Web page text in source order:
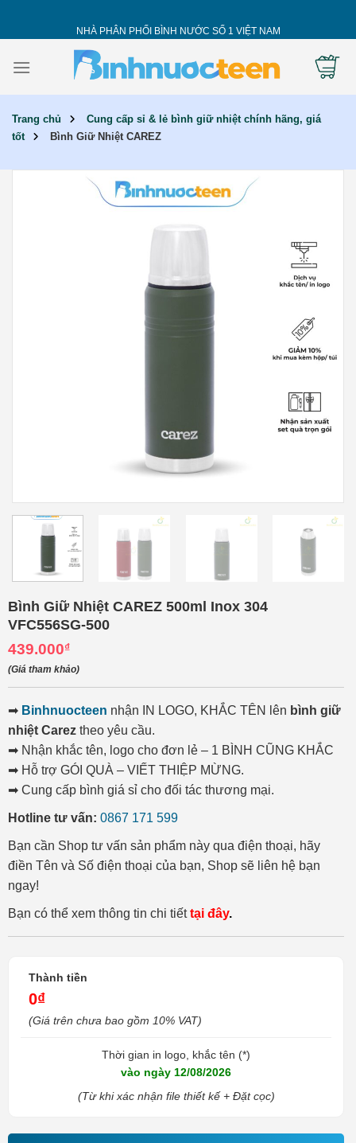
NHÀ PHÂN PHỐI BÌNH NƯỚC SỐ 1 VIỆT NAM
Trang chủ
Cung cấp sỉ & lẻ bình giữ nhiệt chính hãng, giá
tốt
Bình Giữ Nhiệt CAREZ
Bình Giữ Nhiệt CAREZ 500ml Inox 304
VFC556SG-500
439.000₫
(Giá tham khảo)
➡ Binhnuocteen nhận IN LOGO, KHẮC TÊN lên bình giữ
nhiệt Carez theo yêu cầu.
➡ Nhận khắc tên, logo cho đơn lẻ – 1 BÌNH CŨNG KHẮC
➡ Hỗ trợ GÓI QUÀ – VIẾT THIỆP MỪNG.
➡ Cung cấp bình giá sỉ cho đối tác thương mại.
Hotline tư vấn: 0867 171 599
Bạn cần Shop tư vấn sản phẩm này qua điện thoại, hãy
điền Tên và Số điện thoại của bạn, Shop sẽ liên hệ bạn
ngay!
Bạn có thể xem thông tin chi tiếttại đây.
Thời gian in logo, khắc tên (*)
vào ngày 12/08/2026
(Từ khi xác nhận file thiết kế + Đặt cọc)
Thành tiền
0₫
(Giá trên chưa bao gồm 10% VAT)